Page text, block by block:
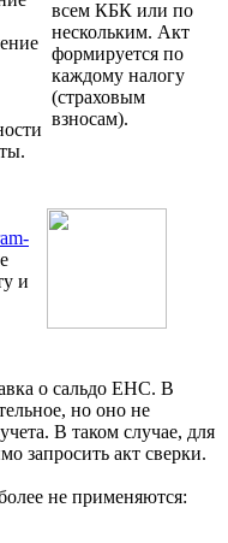
всем КБК или по
нескольким. Акт
формируется по
каждому налогу
(страховым
взносам).
и
о сальдо ЕНС. В
но оно не
В таком случае, для
запросить акт сверки.
не применяются: